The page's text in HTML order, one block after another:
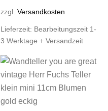
zzgl. Versandkosten
Lieferzeit: Bearbeitungszeit 1-
3 Werktage + Versandzeit